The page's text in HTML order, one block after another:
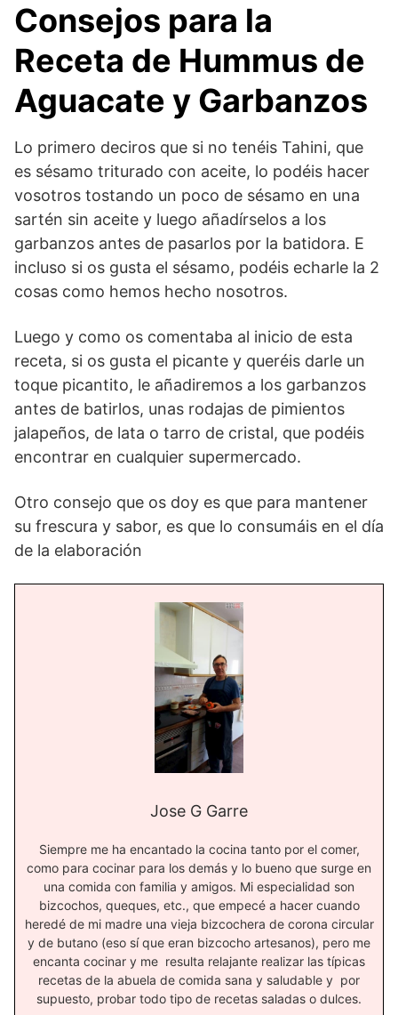
Consejos para la
Receta de Hummus de
Aguacate y Garbanzos
Lo primero deciros que si no tenéis Tahini, que
es sésamo triturado con aceite, lo podéis hacer
vosotros tostando un poco de sésamo en una
sartén sin aceite y luego añadírselos a los
garbanzos antes de pasarlos por la batidora. E
incluso si os gusta el sésamo, podéis echarle la 2
cosas como hemos hecho nosotros.
Luego y como os comentaba al inicio de esta
receta, si os gusta el picante y queréis darle un
toque picantito, le añadiremos a los garbanzos
antes de batirlos, unas rodajas de pimientos
jalapeños, de lata o tarro de cristal, que podéis
encontrar en cualquier supermercado.
Otro consejo que os doy es que para mantener
su frescura y sabor, es que lo consumáis en el día
de la elaboración
Jose G Garre
Siempre me ha encantado la cocina tanto por el comer,
como para cocinar para los demás y lo bueno que surge en
una comida con familia y amigos. Mi especialidad son
bizcochos, queques, etc., que empecé a hacer cuando
heredé de mi madre una vieja bizcochera de corona circular
y de butano (eso sí que eran bizcocho artesanos), pero me
encanta cocinar y me resulta relajante realizar las típicas
recetas de la abuela de comida sana y saludable y por
supuesto, probar todo tipo de recetas saladas o dulces.